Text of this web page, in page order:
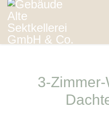
3-